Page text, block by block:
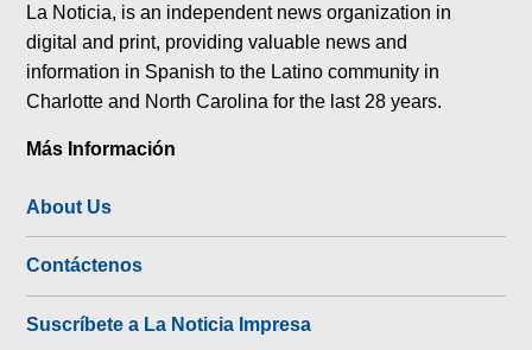
La Noticia, is an independent news organization in
digital and print, providing valuable news and
information in Spanish to the Latino community in
Charlotte and North Carolina for the last 28 years.
Más Información
About Us
Contáctenos
Suscríbete a La Noticia Impresa